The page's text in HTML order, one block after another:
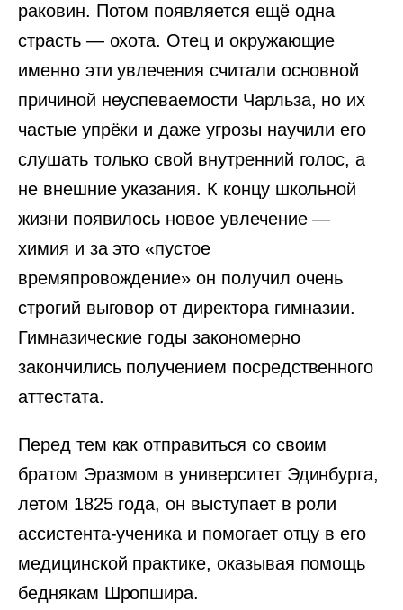
раковин. Потом появляется ещё одна
страсть — охота. Отец и окружающие
именно эти увлечения считали основной
причиной неуспеваемости Чарльза, но их
частые упрёки и даже угрозы научили его
слушать только свой внутренний голос, а
не внешние указания. К концу школьной
жизни появилось новое увлечение —
химия и за это «пустое
времяпровождение» он получил очень
строгий выговор от директора гимназии.
Гимназические годы закономерно
закончились получением посредственного
аттестата.
Перед тем как отправиться со своим
братом Эразмом в университет Эдинбурга,
летом 1825 года, он выступает в роли
ассистента-ученика и помогает отцу в его
медицинской практике, оказывая помощь
беднякам Шропшира.